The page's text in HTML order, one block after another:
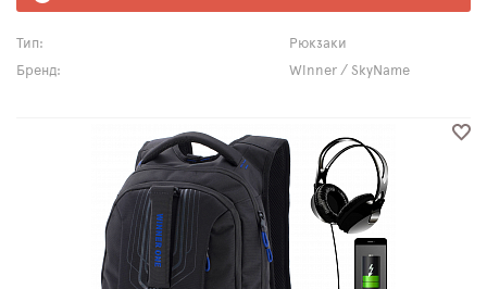
Тип:
Рюкзаки
Бренд:
Winner / SkyName